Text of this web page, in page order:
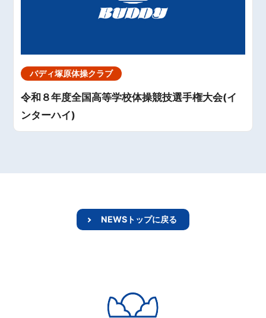
バディ塚原体操クラブ
令和８年度全国高等学校体操競技選手権大会(イ
ンターハイ)
NEWSトップに戻る